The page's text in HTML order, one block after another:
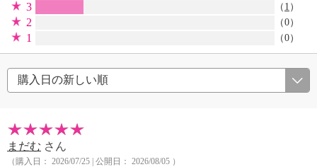
3 （ 1 ）
2 （0）
1 （0）
まだむ さん
（購入日： 2026/07/25 | 公開日： 2026/08/05 ）